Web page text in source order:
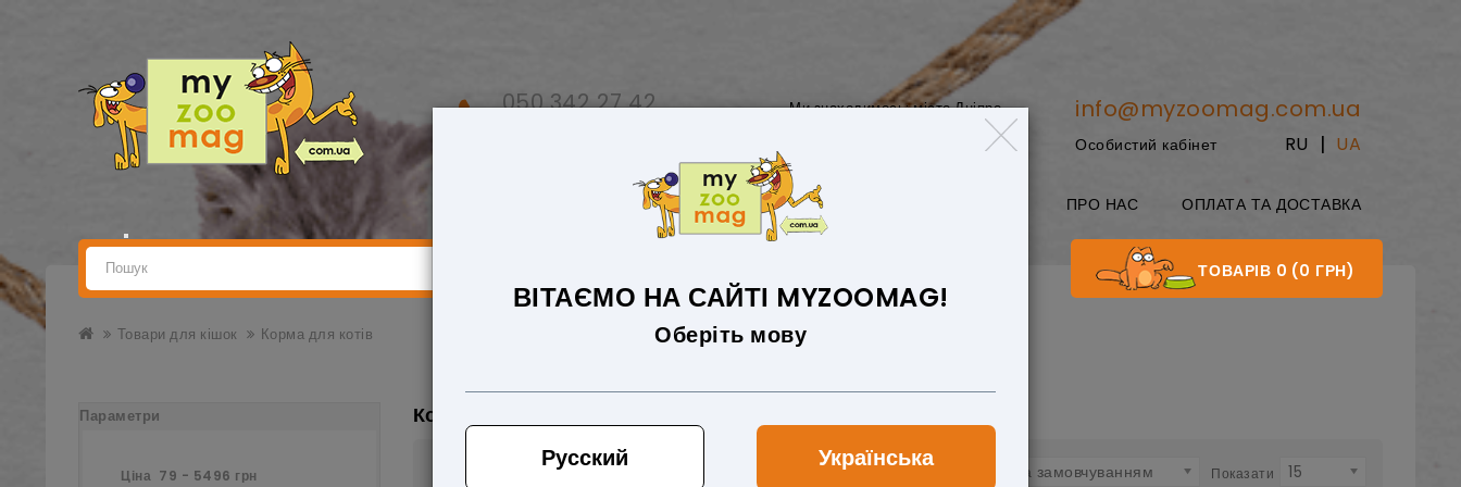
050 342 27 42
Ми знаходимось: місто Дніпро
Графік роботи: Пн-Пт з 09:00 до 18:00
info@myzoomag.com.ua
Особистий кабінет RU | UA
ДЛЯ СОБАК ТОВАРИ ДЛЯ КІШОК ПРО НАС ОПЛАТА ТА ДОСТАВКА
ТОВАРІВ 0 (0 ГРН)
ВІТАЄМО НА САЙТІ MYZOOMAG!
Оберіть мову
Русский Українська
Товари для кішок Корма для котів
Параметри
Ціна 79 - 5496 грн
Корма для котів
За замовчуванням Показати 15